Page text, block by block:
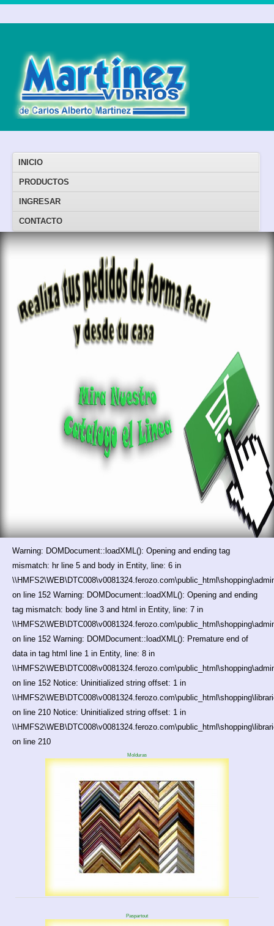
INICIO
PRODUCTOS
INGRESAR
CONTACTO
Warning: DOMDocument::loadXML(): Opening and ending tag
mismatch: hr line 5 and body in Entity, line: 6 in
on line 152 Warning: DOMDocument::loadXML(): Opening and ending
tag mismatch: body line 3 and html in Entity, line: 7 in
on line 152 Warning: DOMDocument::loadXML(): Premature end of
data in tag html line 1 in Entity, line: 8 in
on line 152 Notice: Uninitialized string offset: 1 in
on line 210 Notice: Uninitialized string offset: 1 in
on line 210
Molduras
Paspartout